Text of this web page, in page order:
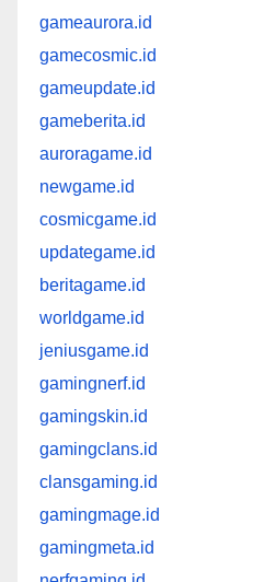
gameaurora.id
gamecosmic.id
gameupdate.id
gameberita.id
auroragame.id
newgame.id
cosmicgame.id
updategame.id
beritagame.id
worldgame.id
jeniusgame.id
gamingnerf.id
gamingskin.id
gamingclans.id
clansgaming.id
gamingmage.id
gamingmeta.id